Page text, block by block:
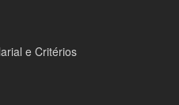
e Critérios